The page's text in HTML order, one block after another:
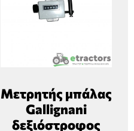
Μετρητής μπάλας
Gallignani
δεξιόστροφος